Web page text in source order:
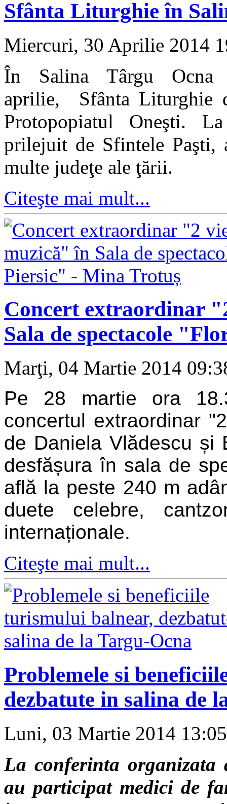
Sfânta Liturghie în
Miercuri, 30 Aprilie 2014
În Salina Târgu
aprilie, Sfânta Liturghie
Protopopiatul Oneşti.
prilejuit de Sfintele Paşti,
multe judeţe ale ţării.
Citeşte mai mult...
Concert extraordinar
Sala de spectacole
Marţi, 04 Martie 2014
Pe 28 martie ora
concertul extraordinar
de Daniela Vlădescu și
desfășura în sala de
află la peste 240 m
duete celebre,
internaționale.
Citeşte mai mult...
Problemele si
dezbatute in salina de
Luni, 03 Martie 2014
La conferinta organizata
au participat medici de